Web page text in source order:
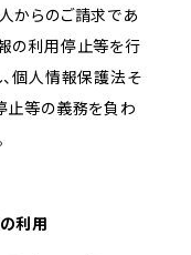
からのご請求であ
の利用停止等を行
、個人情報保護法そ
止等の義務を負わ
利用